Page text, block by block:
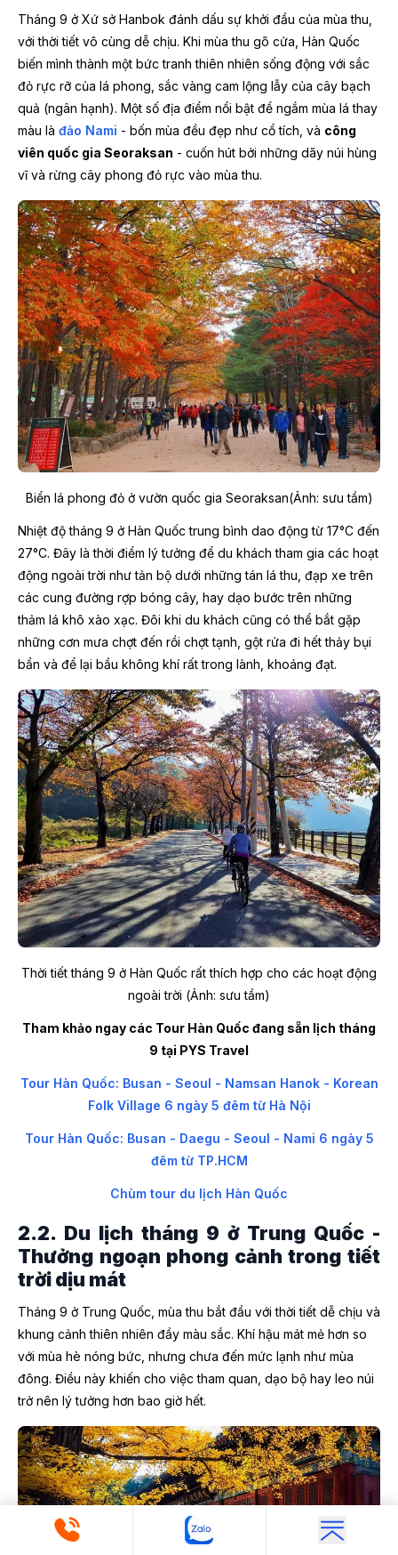
Tháng 9 ở Xứ sở Hanbok đánh dấu sự khởi đầu của mùa thu,
với thời tiết vô cùng dễ chịu. Khi mùa thu gõ cửa, Hàn Quốc
biến mình thành một bức tranh thiên nhiên sống động với sắc
đỏ rực rỡ của lá phong, sắc vàng cam lộng lẫy của cây bạch
quả (ngân hạnh). Một số địa điểm nổi bật để ngắm mùa lá thay
màu là đảo Nami - bốn mùa đều đẹp như cổ tích, và công
viên quốc gia Seoraksan - cuốn hút bởi những dãy núi hùng
vĩ và rừng cây phong đỏ rực vào mùa thu.
Biển lá phong đỏ ở vườn quốc gia Seoraksan(Ảnh: sưu tầm)
Nhiệt độ tháng 9 ở Hàn Quốc trung bình dao động từ 17°C đến
27°C. Đây là thời điểm lý tưởng để du khách tham gia các hoạt
động ngoài trời như tản bộ dưới những tán lá thu, đạp xe trên
các cung đường rợp bóng cây, hay dạo bước trên những
thảm lá khô xào xạc. Đôi khi du khách cũng có thể bắt gặp
những cơn mưa chợt đến rồi chợt tạnh, gột rửa đi hết thảy bụi
bẩn và để lại bầu không khí rất trong lành, khoáng đạt.
Thời tiết tháng 9 ở Hàn Quốc rất thích hợp cho các hoạt động
ngoài trời (Ảnh: sưu tầm)
Tham khảo ngay các Tour Hàn Quốc đang sẵn lịch tháng
9 tại PYS Travel
Tour Hàn Quốc: Busan - Seoul - Namsan Hanok - Korean
Folk Village 6 ngày 5 đêm từ Hà Nội
Tour Hàn Quốc: Busan - Daegu - Seoul - Nami 6 ngày 5
đêm từ TP.HCM
Chùm tour du lịch Hàn Quốc
2.2. Du lịch tháng 9 ở Trung Quốc -
Thưởng ngoạn phong cảnh trong tiết
trời dịu mát
Tháng 9 ở Trung Quốc, mùa thu bắt đầu với thời tiết dễ chịu và
khung cảnh thiên nhiên đầy màu sắc. Khí hậu mát mẻ hơn so
với mùa hè nóng bức, nhưng chưa đến mức lạnh như mùa
đông. Điều này khiến cho việc tham quan, dạo bộ hay leo núi
trở nên lý tưởng hơn bao giờ hết.